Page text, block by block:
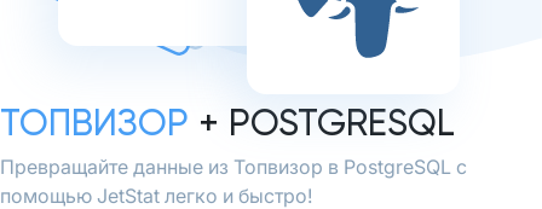
ТОПВИЗОР + POSTGRESQL
Превращайте данные из Топвизор в PostgreSQL с
помощью JetStat легко и быстро!